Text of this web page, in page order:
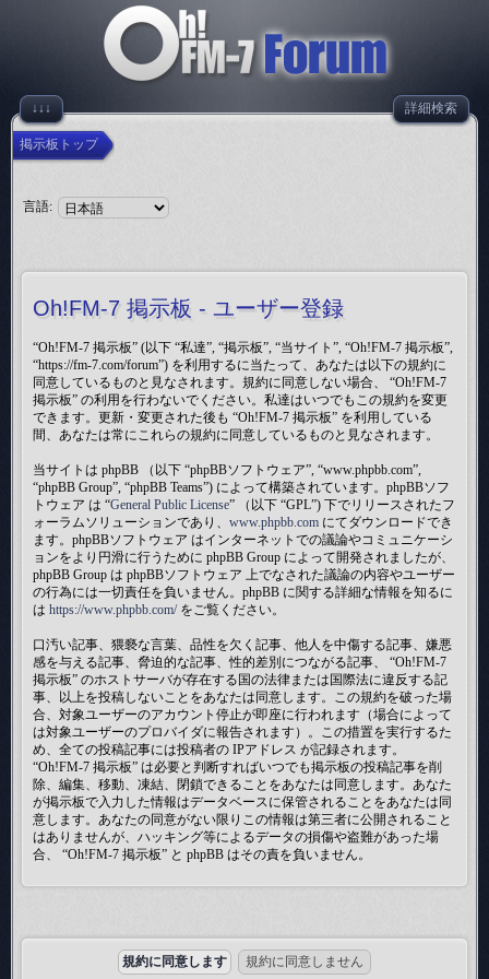
↓↓↓ 詳細検索
掲示板トップ
言語:
Oh!FM-7 掲示板 - ユーザー登録
“Oh!FM-7 掲示板” (以下 “私達”, “掲示板”, “当サイト”, “Oh!FM-7 掲示板”,
“https://fm-7.com/forum”) を利用するに当たって、あなたは以下の規約に
同意しているものと見なされます。規約に同意しない場合、 “Oh!FM-7
掲示板” の利用を行わないでください。私達はいつでもこの規約を変更
できます。更新・変更された後も “Oh!FM-7 掲示板” を利用している
間、あなたは常にこれらの規約に同意しているものと見なされます。
当サイトは phpBB （以下 “phpBBソフトウェア”, “www.phpbb.com”,
“phpBB Group”, “phpBB Teams”) によって構築されています。phpBBソフ
トウェア は “General Public License” （以下 “GPL”) 下でリリースされたフ
ォーラムソリューションであり、 www.phpbb.com にてダウンロードでき
ます。phpBBソフトウェア はインターネットでの議論やコミュニケーシ
ョンをより円滑に行うために phpBB Group によって開発されましたが、
phpBB Group は phpBBソフトウェア 上でなされた議論の内容やユーザー
の行為には一切責任を負いません。phpBB に関する詳細な情報を知るに
は https://www.phpbb.com/をご覧ください。
口汚い記事、猥褻な言葉、品性を欠く記事、他人を中傷する記事、嫌悪
感を与える記事、脅迫的な記事、性的差別につながる記事、 “Oh!FM-7
掲示板” のホストサーバが存在する国の法律または国際法に違反する記
事、以上を投稿しないことをあなたは同意します。この規約を破った場
合、対象ユーザーのアカウント停止が即座に行われます（場合によって
は対象ユーザーのプロバイダに報告されます）。この措置を実行するた
め、全ての投稿記事には投稿者の IPアドレス が記録されます。
“Oh!FM-7 掲示板” は必要と判断すればいつでも掲示板の投稿記事を削
除、編集、移動、凍結、閉鎖できることをあなたは同意します。あなた
が掲示板で入力した情報はデータベースに保管されることをあなたは同
意します。あなたの同意がない限りこの情報は第三者に公開されること
はありませんが、ハッキング等によるデータの損傷や盗難があった場
合、 “Oh!FM-7 掲示板” と phpBB はその責を負いません。